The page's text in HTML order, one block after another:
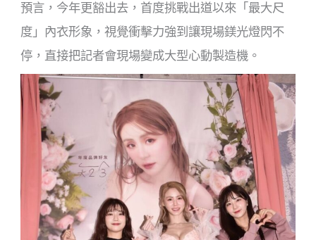
預言，今年更豁出去，首度挑戰出道以來「最大尺
度」內衣形象，視覺衝擊力強到讓現場鎂光燈閃不
停，直接把記者會現場變成大型心動製造機。